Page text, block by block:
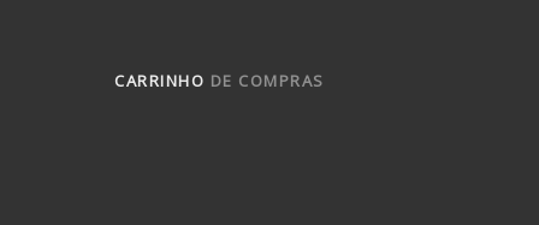
CARRINHO DE COMPRAS